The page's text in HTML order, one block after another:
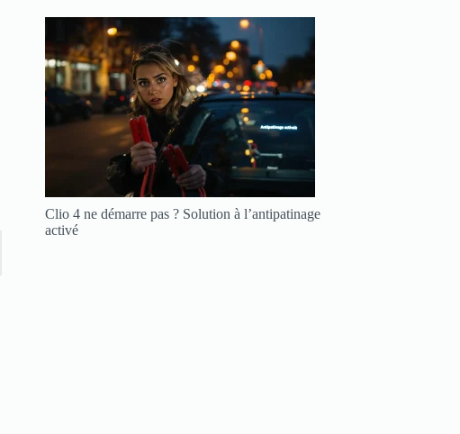
Clio 4 ne démarre pas ? Solution à l’antipatinage
activé